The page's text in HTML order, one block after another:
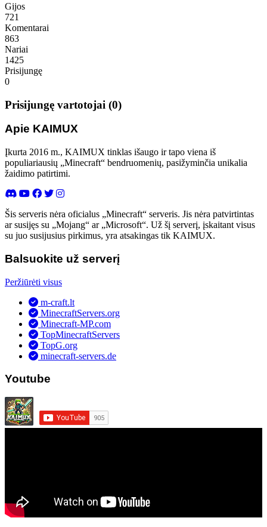
Gijos
721
Komentarai
863
Nariai
1425
Prisijungę
0
Prisijungę vartotojai (0)
Apie KAIMUX
Įkurta 2016 m., KAIMUX tinklas išaugo ir tapo viena iš
populiariausių „Minecraft“ bendruomenių, pasižyminčia unikalia
žaidimo patirtimi.
Šis serveris nėra oficialus „Minecraft“ serveris. Jis nėra patvirtintas
ar susijęs su „Mojang“ ar „Microsoft“. Už šį serverį, įskaitant visus
su juo susijusius pirkimus, yra atsakingas tik KAIMUX.
Balsuokite už serverį
Peržiūrėti visus
m-craft.lt
MinecraftServers.org
Minecraft-MP.com
TopMinecraftServers
TopG.org
minecraft-servers.de
Youtube